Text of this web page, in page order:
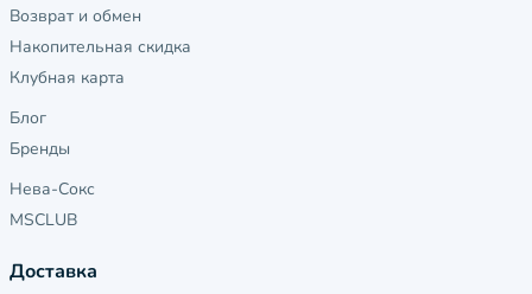
Возврат и обмен
Накопительная скидка
Клубная карта
Блог
Бренды
Нева-Сокс
MSCLUB
Доставка